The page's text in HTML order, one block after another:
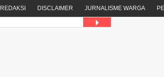
REDAKSI DISCLAIMER JURNALISME WARGA